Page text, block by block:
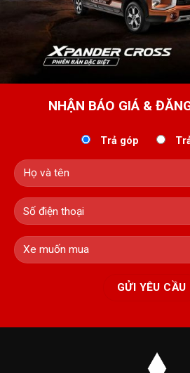
NHẬN BÁO GIÁ &
Trả góp